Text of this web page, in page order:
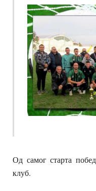
Од самог старта
клуб.